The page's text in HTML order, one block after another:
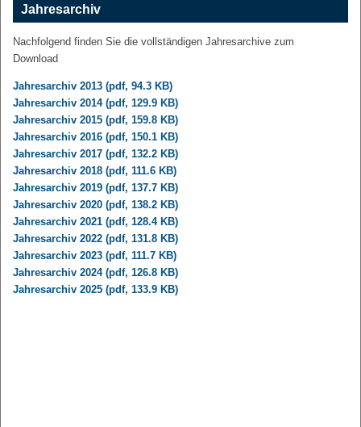
Jahresarchiv
Nachfolgend finden Sie die vollständigen Jahresarchive zum
Download
Jahresarchiv 2013 (pdf, 94.3 KB)
Jahresarchiv 2014 (pdf, 129.9 KB)
Jahresarchiv 2015 (pdf, 159.8 KB)
Jahresarchiv 2016 (pdf, 150.1 KB)
Jahresarchiv 2017 (pdf, 132.2 KB)
Jahresarchiv 2018 (pdf, 111.6 KB)
Jahresarchiv 2019 (pdf, 137.7 KB)
Jahresarchiv 2020 (pdf, 138.2 KB)
Jahresarchiv 2021 (pdf, 128.4 KB)
Jahresarchiv 2022 (pdf, 131.8 KB)
Jahresarchiv 2023 (pdf, 111.7 KB)
Jahresarchiv 2024 (pdf, 126.8 KB)
Jahresarchiv 2025 (pdf, 133.9 KB)